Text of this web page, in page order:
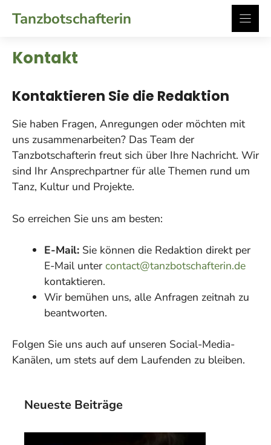
InhaltTanzbotschafterin
Kontakt
Kontaktieren Sie die Redaktion
Sie haben Fragen, Anregungen oder möchten mit
uns zusammenarbeiten? Das Team der
Tanzbotschafterin freut sich über Ihre Nachricht. Wir
sind Ihr Ansprechpartner für alle Themen rund um
Tanz, Kultur und Projekte.
So erreichen Sie uns am besten:
E-Mail:Sie können die Redaktion direkt per
E-Mail unter contact@tanzbotschafterin.de
kontaktieren.
Wir bemühen uns, alle Anfragen zeitnah zu
beantworten.
Folgen Sie uns auch auf unseren Social-Media-
Kanälen, um stets auf dem Laufenden zu bleiben.
Neueste Beiträge